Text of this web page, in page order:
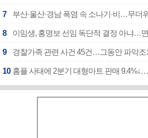
7 부산·울산·경남 폭염 속 소나기·비…무더
8 이임생, 홍명보 선임 독단적 결정 아냐…
9 경찰가족 관련 사건 45건…그동안 파악조
10 홈플 사태에 2분기 대형마트 판매